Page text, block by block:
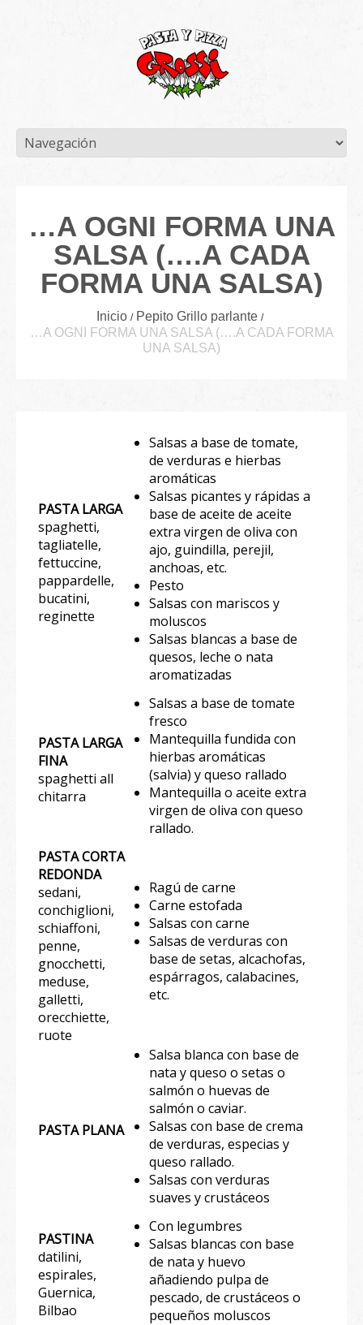
…A OGNI FORMA UNA
SALSA (….A CADA
FORMA UNA SALSA)
Inicio
Pepito Grillo parlante
…A OGNI FORMA UNA SALSA (….A CADA FORMA
UNA SALSA)
PASTA LARGA
spaghetti,
tagliatelle,
fettuccine,
pappardelle,
bucatini,
reginette
Salsas a base de tomate,
de verduras e hierbas
aromáticas
Salsas picantes y rápidas a
base de aceite de aceite
extra virgen de oliva con
ajo, guindilla, perejil,
anchoas, etc.
Pesto
Salsas con mariscos y
moluscos
Salsas blancas a base de
quesos, leche o nata
aromatizadas
PASTA LARGA
FINA
spaghetti all
chitarra
Salsas a base de tomate
fresco
Mantequilla fundida con
hierbas aromáticas
(salvia) y queso rallado
Mantequilla o aceite extra
virgen de oliva con queso
rallado.
PASTA CORTA
REDONDA
sedani,
conchiglioni,
schiaffoni,
penne,
gnocchetti,
meduse,
galletti,
orecchiette,
ruote
Ragú de carne
Carne estofada
Salsas con carne
Salsas de verduras con
base de setas, alcachofas,
espárragos, calabacines,
etc.
PASTA PLANA
Salsa blanca con base de
nata y queso o setas o
salmón o huevas de
salmón o caviar.
Salsas con base de crema
de verduras, especias y
queso rallado.
Salsas con verduras
suaves y crustáceos
PASTINA
datilini,
espirales,
Guernica,
Bilbao
Con legumbres
Salsas blancas con base
de nata y huevo
añadiendo pulpa de
pescado, de crustáceos o
pequeños moluscos